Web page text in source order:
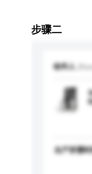
步骤二
收件人
生产所需